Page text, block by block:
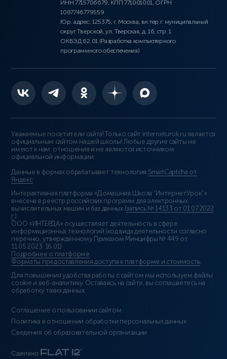
ИНН 7715706679, КПП 771001001, ОГРН
1087746779559
Юр. адрес: 125375, г. Москва, вн.тер.г. муниципальный
округ Тверской, ул. Тверская, д. 16, стр. 1
ОКВЭД 62.01 (Разработка компьютерного
программного обеспечения)
Уважаемые посетители сайта! Только сайт interneturok.ru является
официальным сайтом нашей школы! Любые другие сайты не
имеют к нам отношения и не являются источником
официальной информации.
Данные в формах обрабатывает технология SmartCaptcha от
Яндекс
Интерактивная платформа «Домашняя Школа “ИнтернетУрок”»
внесена в реестр российских программ для электронных
вычислительных машин и баз данных (запись № 14133 от 01.07.2022
г.).
ООО «ИНТЕРДА» осуществляет деятельность в сфере
информационных технологий (код вида деятельности согласно
перечню, утверждённому Приказом Минцифры № 449 от
11.05.2023: 16.01)
Подробнее о платформе.
Форматы предоставления доступа к платформе и стоимость.
Для повышения удобства работы с сайтом мы используем файлы
cookie и веб-аналитику. Оставаясь на сайте, вы соглашаетесь на
обработку таких данных.
Соглашение о пользовании сайтом
Политика в отношении обработки персональных данных
Сведения об образовательной организации